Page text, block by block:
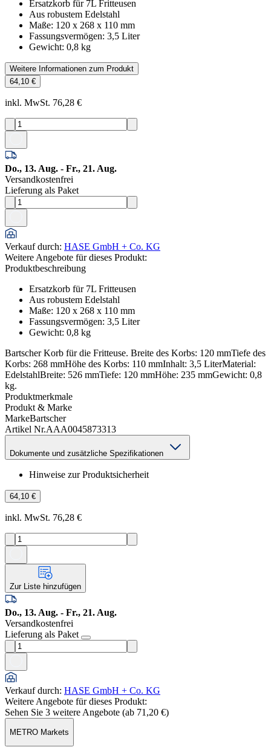
Ersatzkorb für 7L Fritteusen
Aus robustem Edelstahl
Maße: 120 x 268 x 110 mm
Fassungsvermögen: 3,5 Liter
Gewicht: 0,8 kg
Weitere Informationen zum Produkt
64,10 €
inkl. MwSt. 76,28 €
Do., 13. Aug. - Fr., 21. Aug.
Versandkostenfrei
Lieferung als Paket
Verkauf durch: HASE GmbH + Co. KG
Weitere Angebote für dieses Produkt:
Produktbeschreibung
Ersatzkorb für 7L Fritteusen
Aus robustem Edelstahl
Maße: 120 x 268 x 110 mm
Fassungsvermögen: 3,5 Liter
Gewicht: 0,8 kg
Bartscher Korb für die Fritteuse. Breite des Korbs: 120 mmTiefe des
Korbs: 268 mmHöhe des Korbs: 110 mmInhalt: 3,5 LiterMaterial:
EdelstahlBreite: 526 mmTiefe: 120 mmHöhe: 235 mmGewicht: 0,8
kg.
Produktmerkmale
Produkt & Marke
MarkeBartscher
Artikel Nr.AAA0045873313
Dokumente und zusätzliche Spezifikationen
Hinweise zur Produktsicherheit
64,10 €
inkl. MwSt. 76,28 €
Zur Liste hinzufügen
Do., 13. Aug. - Fr., 21. Aug.
Versandkostenfrei
Lieferung als Paket
Verkauf durch: HASE GmbH + Co. KG
Weitere Angebote für dieses Produkt:
Sehen Sie 3 weitere Angebote (ab 71,20 €)
METRO Markets